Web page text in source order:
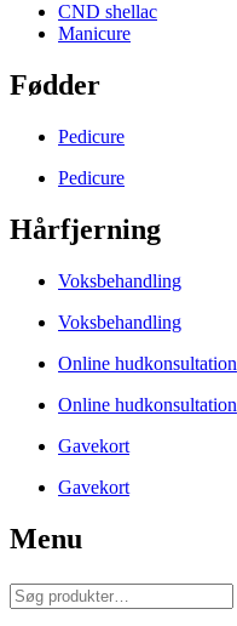
CND shellac
Manicure
Fødder
Pedicure
Pedicure
Hårfjerning
Voksbehandling
Voksbehandling
Online hudkonsultation
Online hudkonsultation
Gavekort
Gavekort
Menu
Søg
efter...